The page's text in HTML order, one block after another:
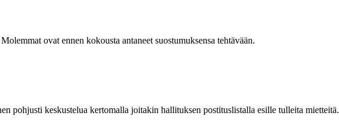
ovat ennen kokousta antaneet suostumuksensa tehtävään.
pohjusti keskustelua kertomalla joitakin hallituksen postituslistalla esille tulleita mietteitä.